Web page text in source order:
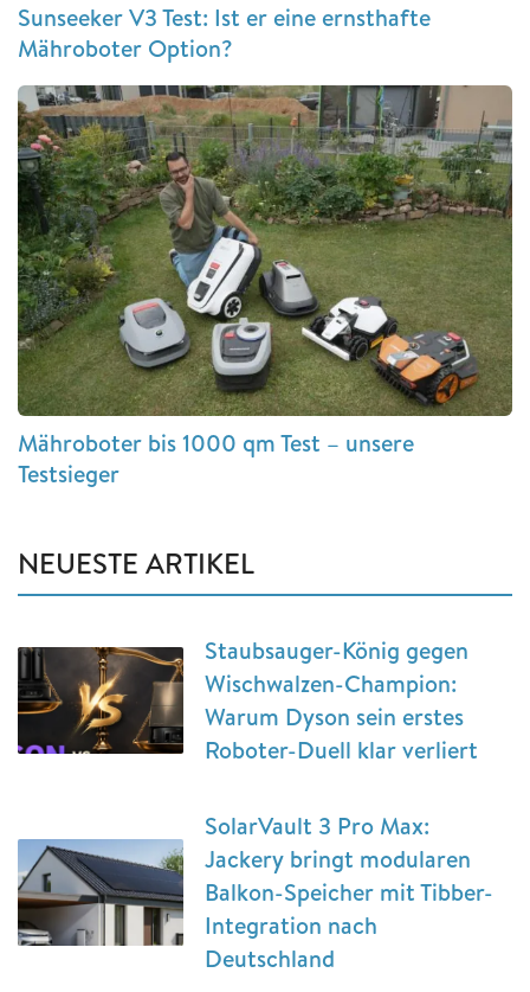
Sunseeker V3 Test: Ist er eine ernsthafte
Mähroboter Option?
Mähroboter bis 1000 qm Test – unsere
Testsieger
NEUESTE ARTIKEL
Staubsauger-König gegen
Wischwalzen-Champion:
Warum Dyson sein erstes
Roboter-Duell klar verliert
SolarVault 3 Pro Max:
Jackery bringt modularen
Balkon-Speicher mit Tibber-
Integration nach
Deutschland